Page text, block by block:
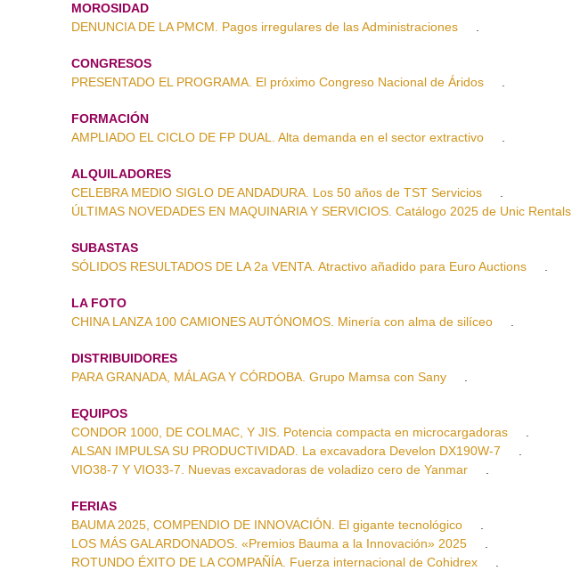
MOROSIDAD
DENUNCIA DE LA PMCM. Pagos irregulares de las Administraciones
.
CONGRESOS
PRESENTADO EL PROGRAMA. El próximo Congreso Nacional de Áridos
.
FORMACIÓN
AMPLIADO EL CICLO DE FP DUAL. Alta demanda en el sector extractivo
.
ALQUILADORES
CELEBRA MEDIO SIGLO DE ANDADURA. Los 50 años de TST Servicios
.
ÚLTIMAS NOVEDADES EN MAQUINARIA Y SERVICIOS. Catálogo 2025 de Unic Rentals
SUBASTAS
SÓLIDOS RESULTADOS DE LA 2a VENTA. Atractivo añadido para Euro Auctions
.
LA FOTO
CHINA LANZA 100 CAMIONES AUTÓNOMOS. Minería con alma de silíceo
.
DISTRIBUIDORES
PARA GRANADA, MÁLAGA Y CÓRDOBA. Grupo Mamsa con Sany
.
EQUIPOS
CONDOR 1000, DE COLMAC, Y JIS. Potencia compacta en microcargadoras
.
ALSAN IMPULSA SU PRODUCTIVIDAD. La excavadora Develon DX190W-7
.
VIO38-7 Y VIO33-7. Nuevas excavadoras de voladizo cero de Yanmar
.
FERIAS
BAUMA 2025, COMPENDIO DE INNOVACIÓN. El gigante tecnológico
.
LOS MÁS GALARDONADOS. «Premios Bauma a la Innovación» 2025
.
ROTUNDO ÉXITO DE LA COMPAÑÍA. Fuerza internacional de Cohidrex
.